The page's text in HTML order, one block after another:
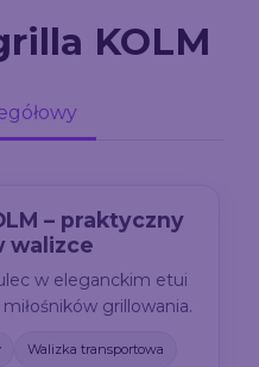
KOLM
– praktyczny
walizce
w eleganckim etui
grillowania.
Walizka transportowa